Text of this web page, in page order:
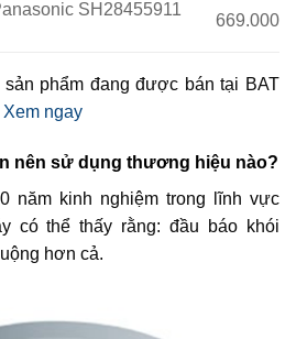
SH28455911
669.000
phẩm đang được bán tại BAT
Xem ngay
nên sử dụng thương hiệu nào?
năm kinh nghiệm trong lĩnh vực
có thể thấy rằng: đầu báo khói
hơn cả.